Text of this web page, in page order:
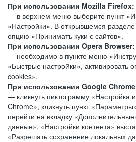
При использовании Mozilla Firefox:
— в верхнем меню выберите пункт
«Настройки». В открывшемся
опцию «Принимать куки с сайтов».
При использовании Opera Browser:
— необходимо в пункте меню
«Быстрые настройки», активировать
cookies».
При использовании Google
— кликнуть пиктограмму «Настройка
Chrome», кликнуть пункт
перейти на вкладку
данные», «Настройки контента»
«Разрешать сохранение локальных